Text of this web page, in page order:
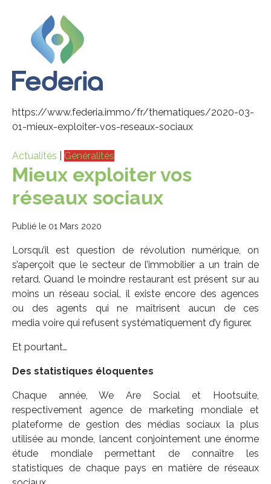
https://www.federia.immo/fr/thematiques/2020-03-
01-mieux-exploiter-vos-reseaux-sociaux
Actualités Généralités
Mieux exploiter vos
réseaux sociaux
Publié le 01 Mars 2020
Lorsqu’il est question de révolution numérique, on
s’aperçoit que le secteur de l’immobilier a un train de
retard. Quand le moindre restaurant est présent sur au
moins un réseau social, il existe encore des agences
ou des agents qui ne maîtrisent aucun de ces
media voire qui refusent systématiquement d’y figurer.
Et pourtant…
Des statistiques éloquentes
Chaque année, We Are Social et Hootsuite,
respectivement agence de marketing mondiale et
plateforme de gestion des médias sociaux la plus
utilisée au monde, lancent conjointement une énorme
étude mondiale permettant de connaître les
statistiques de chaque pays en matière de réseaux